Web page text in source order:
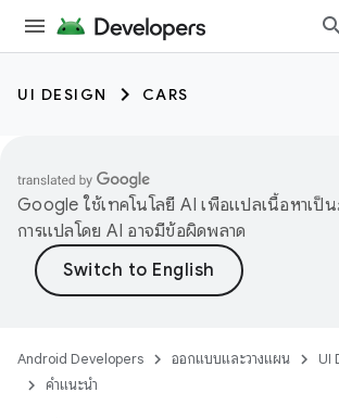
UI DESIGN CARS
Google ใช้เทคโนโลยี AI เพื่อแปลเนื้อหาเป็
การแปลโดย AI อาจมีข้อผิดพลาด
Android Developers ออกแบบและวางแผน UI
คำแนะนำ